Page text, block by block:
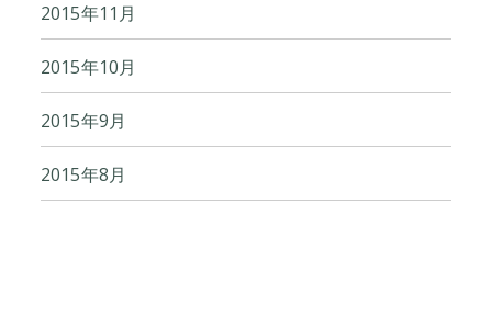
2015年11月
2015年10月
2015年9月
2015年8月